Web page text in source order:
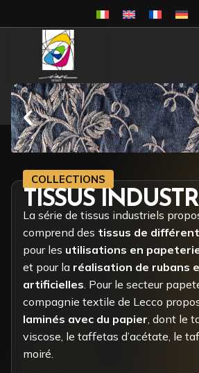
COLLECTIONS
TISSUS
La série de tissus industriels
comprend des tissus de
pour les utilisations en
et pour la réalisation de rubans
artificielles. Pour le secteur
compagnie textile de Lecco
laminés avec du papier, dont le
viscose, le taffetas d’acétate, le
moiré.